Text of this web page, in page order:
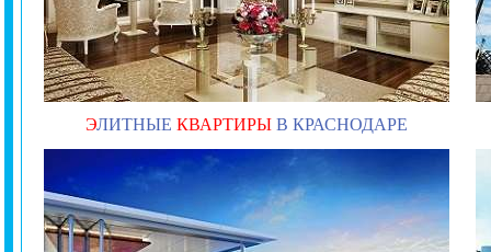
ЭЛИТНЫЕ КВАРТИРЫ В КРАСНОДАРЕ